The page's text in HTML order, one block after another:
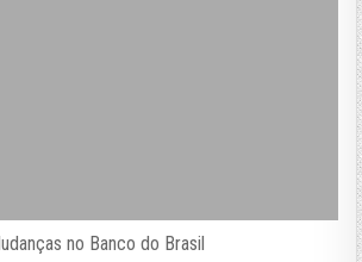
no Banco do Brasil